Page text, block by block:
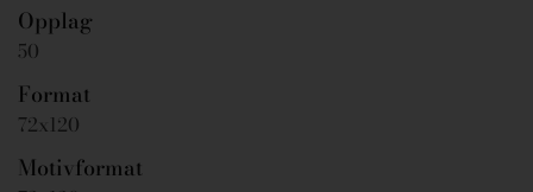
Opplag
50
Format
72x120
Motivformat